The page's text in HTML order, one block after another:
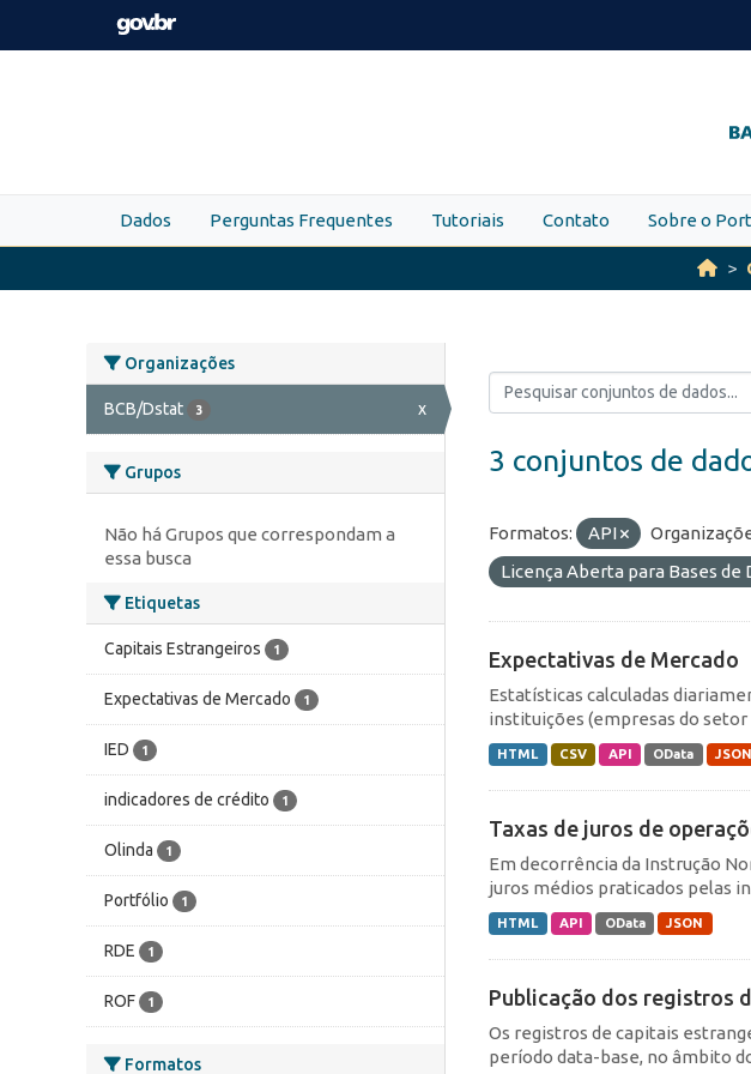
Skip to main content
Dados Perguntas Frequentes Tutoriais Contato Sobre o
Organizações
BCB/Dstat 3 x
Grupos
Não há Grupos que correspondam a
essa busca
Etiquetas
Capitais Estrangeiros 1
Expectativas de Mercado 1
IED 1
indicadores de crédito 1
Olinda 1
Portfólio 1
RDE 1
ROF 1
Formatos
3 conjuntos de
Formatos: API
Licença Aberta para Bases de
Expectativas de Mercado
Estatísticas calculadas
instituições (empresas do setor
HTML CSV API OData JSON
Taxas de juros de
Em decorrência da Instrução
juros médios praticados pelas
HTML API OData JSON
Publicação dos registros
Os registros de capitais
período data-base, no âmbito